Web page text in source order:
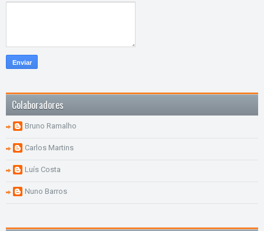
Colaboradores
Bruno Ramalho
Carlos Martins
Luís Costa
Nuno Barros